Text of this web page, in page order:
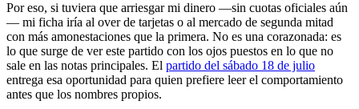
Por eso, si tuviera que arriesgar mi dinero —sin cuotas oficiales aún
— mi ficha iría al over de tarjetas o al mercado de segunda mitad
con más amonestaciones que la primera. No es una corazonada: es
lo que surge de ver este partido con los ojos puestos en lo que no
sale en las notas principales. El partido del sábado 18 de julio
entrega esa oportunidad para quien prefiere leer el comportamiento
antes que los nombres propios.